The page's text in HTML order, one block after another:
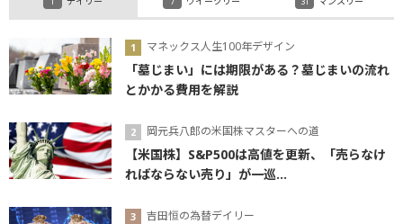
マネックス人生100年デザイン
「墓じまい」には期限がある？墓じまいの流れ
とかかる費用を解説
岡元兵八郎の米国株マスターへの道
【米国株】S&P500は高値を更新、「売らなけ
ればならない売り」が一巡...
吉田恒の為替デイリー